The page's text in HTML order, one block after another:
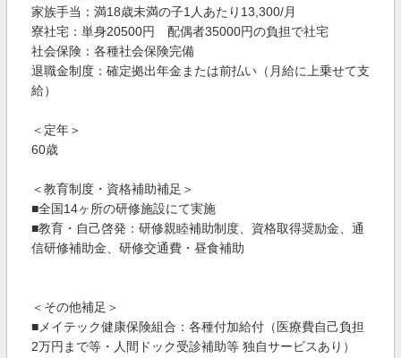
家族手当：満18歳未満の子1人あたり13,300/月
寮社宅：単身20500円 配偶者35000円の負担で社宅
社会保険：各種社会保険完備
退職金制度：確定拠出年金または前払い（月給に上乗せて支
給）
＜定年＞
60歳
＜教育制度・資格補助補足＞
■全国14ヶ所の研修施設にて実施
■教育・自己啓発：研修親睦補助制度、資格取得奨励金、通
信研修補助金、研修交通費・昼食補助
＜その他補足＞
■メイテック健康保険組合：各種付加給付（医療費自己負担
2万円まで等・人間ドック受診補助等 独自サービスあり）